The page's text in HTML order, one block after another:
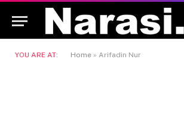
YOU ARE AT: Home » Arifadin Nur